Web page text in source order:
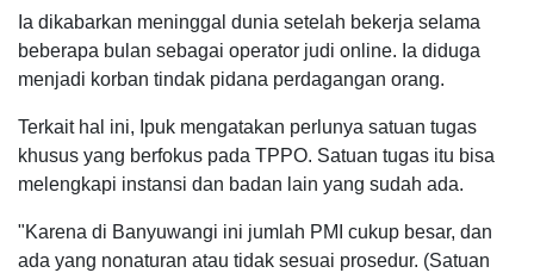
Ia dikabarkan meninggal dunia setelah bekerja selama
beberapa bulan sebagai operator judi online. Ia diduga
menjadi korban tindak pidana perdagangan orang.
Terkait hal ini, Ipuk mengatakan perlunya satuan tugas
khusus yang berfokus pada TPPO. Satuan tugas itu bisa
melengkapi instansi dan badan lain yang sudah ada.
"Karena di Banyuwangi ini jumlah PMI cukup besar, dan
ada yang nonaturan atau tidak sesuai prosedur. (Satuan